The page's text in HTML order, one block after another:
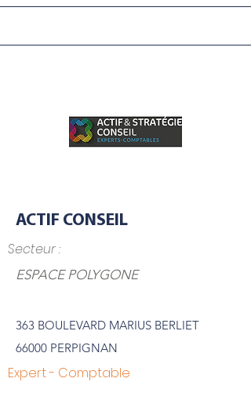
ACTIF CONSEIL
Secteur :
ESPACE POLYGONE
363 BOULEVARD MARIUS BERLIET
66000 PERPIGNAN
Expert - Comptable